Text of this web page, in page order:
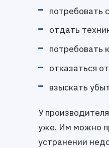
потребовать
отдать
потребовать
отказаться
взыскать
У
уже. Им можно
устранении